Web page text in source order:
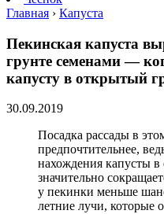
Главная › Капуста
Пекинская капуста
грунте семенами —
капусту в открытый
30.09.2019
Посадка рассады в
предпочтительнее,
нахождения капусты в
значительно
у пекинки меньше
летние лучи, которые